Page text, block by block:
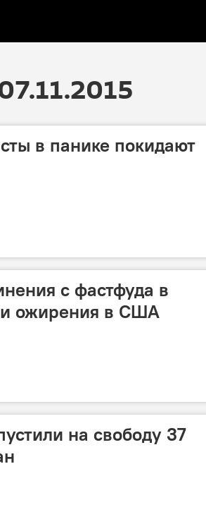
в панике покидают
с фастфуда в
ожирения в США
на свободу 37